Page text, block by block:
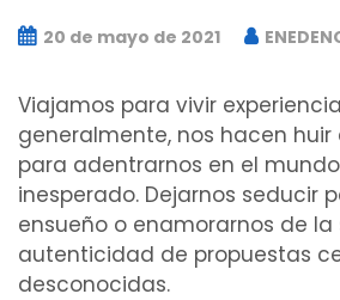
20 de mayo de 2021
Viajamos para vivir
generalmente, nos hacen
para adentrarnos en el
inesperado. Dejarnos seducir
ensueño o enamorarnos de la
autenticidad de propuestas
desconocidas.